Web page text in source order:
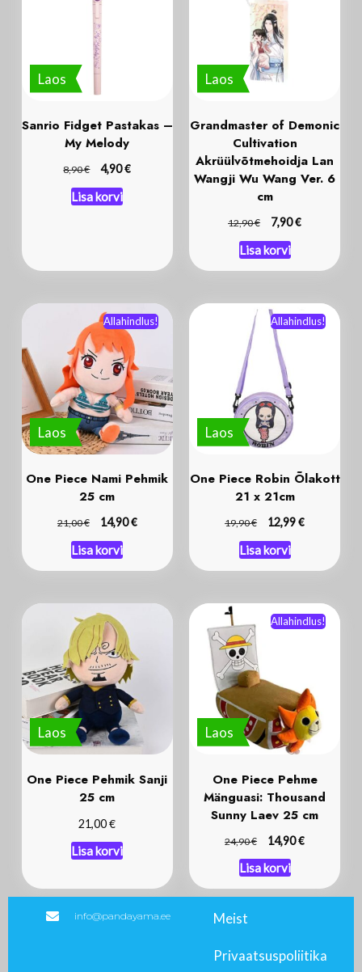
Laos
Sanrio Fidget Pastakas –
My Melody
8,90€ 4,90€
Lisa korvi
Laos
Grandmaster of Demonic
Cultivation
Akrüülvõtmehoidja Lan
Wangji Wu Wang Ver. 6
cm
12,90€ 7,90€
Lisa korvi
Laos
Allahindlus!
One Piece Nami Pehmik
25 cm
21,00€ 14,90€
Lisa korvi
Laos
Allahindlus!
One Piece Robin Õlakott
21 x 21cm
19,90€ 12,99€
Lisa korvi
Laos
One Piece Pehmik Sanji
25 cm
21,00€
Lisa korvi
Laos
Allahindlus!
One Piece Pehme
Mänguasi: Thousand
Sunny Laev 25 cm
24,90€ 14,90€
Lisa korvi
info@pandayama.ee Meist
Privaatsuspoliitika